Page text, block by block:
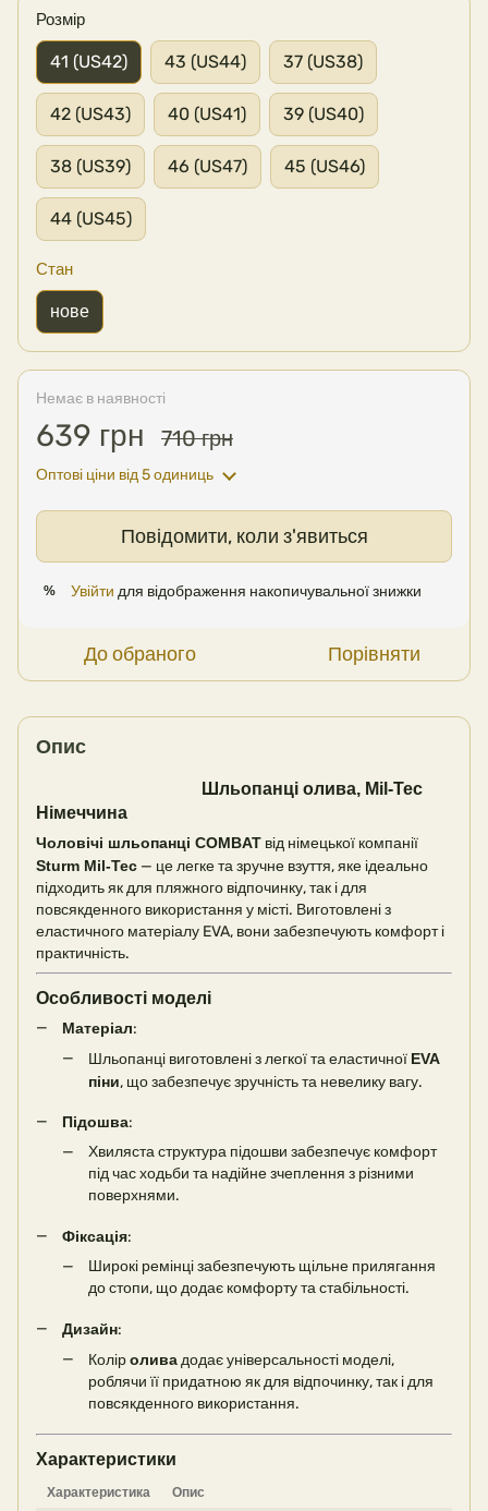
Розмір
41 (US42) 43 (US44) 37 (US38)
42 (US43) 40 (US41) 39 (US40)
38 (US39) 46 (US47) 45 (US46)
44 (US45)
Стан
нове
Немає в наявності
639 грн 710 грн
Оптові ціни від 5 одиниць
Повідомити, коли з'явиться
% Увійти для відображення накопичувальної знижки
До обраного Порівняти
Опис
Шльопанці олива, Mil-Tec
Німеччина
Чоловічі шльопанці COMBAT від німецької компанії
Sturm Mil-Tec — це легке та зручне взуття, яке ідеально
підходить як для пляжного відпочинку, так і для
повсякденного використання у місті. Виготовлені з
еластичного матеріалу EVA, вони забезпечують комфорт і
практичність.
Особливості моделі
Матеріал:
Шльопанці виготовлені з легкої та еластичної EVA
піни, що забезпечує зручність та невелику вагу.
Підошва:
Хвиляста структура підошви забезпечує комфорт
під час ходьби та надійне зчеплення з різними
поверхнями.
Фіксація:
Широкі ремінці забезпечують щільне прилягання
до стопи, що додає комфорту та стабільності.
Дизайн:
Коліроливадодає універсальності моделі,
роблячи її придатною як для відпочинку, так і для
повсякденного використання.
Характеристики
Характеристика Опис